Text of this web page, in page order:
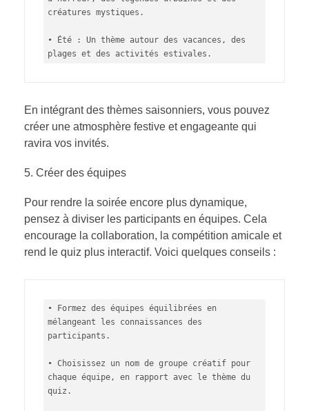
créatures mystiques.
• Été : Un thème autour des vacances, des
plages et des activités estivales.
En intégrant des thèmes saisonniers, vous pouvez
créer une atmosphère festive et engageante qui
ravira vos invités.
Créer des équipes
Pour rendre la soirée encore plus dynamique,
pensez à diviser les participants en équipes. Cela
encourage la collaboration, la compétition amicale et
rend le quiz plus interactif. Voici quelques conseils :
• Formez des équipes équilibrées en
mélangeant les connaissances des
participants.
• Choisissez un nom de groupe créatif pour
chaque équipe, en rapport avec le thème du
quiz.